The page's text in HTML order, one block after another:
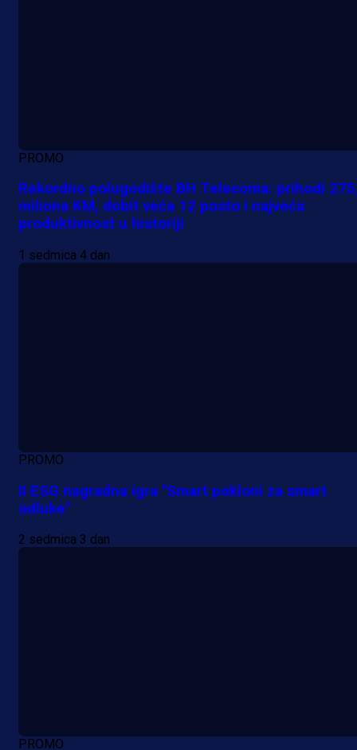
PROMO
Rekordno polugodište BH Telecoma: prihodi
miliona KM, dobit veća 12 posto i najveća
produktivnost u historiji
1 sedmica 4 dan
PROMO
II ESG nagradna igra "Smart pokloni za smart
odluke"
2 sedmica 3 dan
PROMO